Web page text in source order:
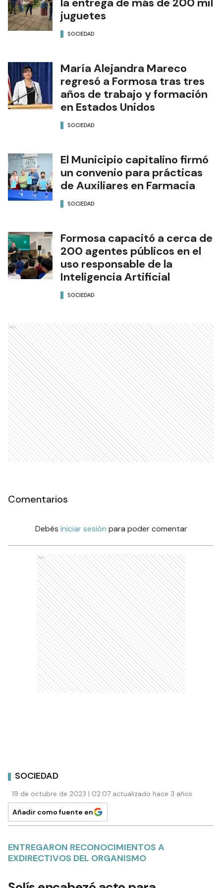
juguetes
SOCIEDAD
María Alejandra Mareco
regresó a Formosa tras tres
años de trabajo y formación
en Estados Unidos
SOCIEDAD
El Municipio capitalino firmó
un convenio para prácticas
de Auxiliares en Farmacia
SOCIEDAD
Formosa capacitó a cerca de
200 agentes públicos en el
uso responsable de la
Inteligencia Artificial
SOCIEDAD
Ads
Comentarios
Debés iniciar sesión para poder comentar
Ads
SOCIEDAD
19 de octubre de 2023 | 02:07 actualizado hace 3 años
Añadir como fuente en
ENTREGARON RECONOCIMIENTOS A
EXDIRECTIVOS DEL ORGANISMO